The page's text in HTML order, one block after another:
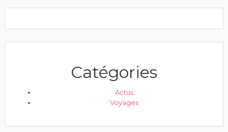
Catégories
Actus
Voyages